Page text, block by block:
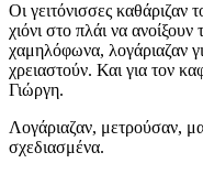
Οι γειτόνισσες καθάριζαν
χιόνι στο πλάι να
χαμηλόφωνα, λογάριαζαν
χρειαστούν. Και για τον
Γιώργη.
Λογάριαζαν, μετρούσαν,
σχεδιασμένα.